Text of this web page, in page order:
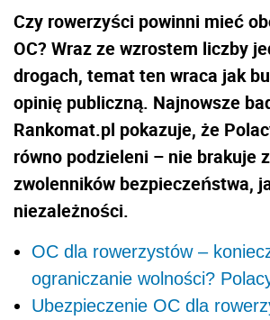
Czy rowerzyści powinni mieć
OC? Wraz ze wzrostem liczby
drogach, temat ten wraca jak
opinię publiczną. Najnowsze
Rankomat.pl pokazuje, że
równo podzieleni – nie brakuje
zwolenników bezpieczeństwa,
niezależności.
OC dla rowerzystów –
ograniczanie wolności?
Ubezpieczenie OC dla